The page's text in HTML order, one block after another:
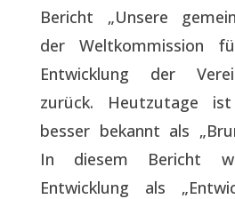
Bericht „Unsere
der Weltkommission
Entwicklung der
zurück. Heutzutage
besser bekannt als
In diesem Bericht
Entwicklung als